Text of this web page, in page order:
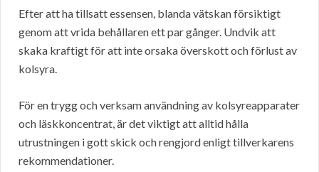
Efter att ha tillsatt essensen, blanda vätskan försiktigt
genom att vrida behållaren ett par gånger. Undvik att
skaka kraftigt för att inte orsaka överskott och förlust av
kolsyra.
För en trygg och verksam användning av kolsyreapparater
och läskkoncentrat, är det viktigt att alltid hålla
utrustningen i gott skick och rengjord enligt tillverkarens
rekommendationer.